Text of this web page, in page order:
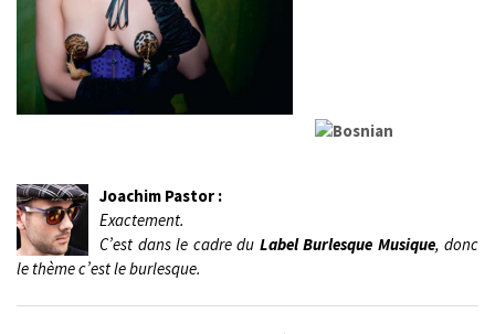
Joachim Pastor :
Exactement.
C’est dans le cadre du Label Burlesque Musique, donc
le thème c’est le burlesque.